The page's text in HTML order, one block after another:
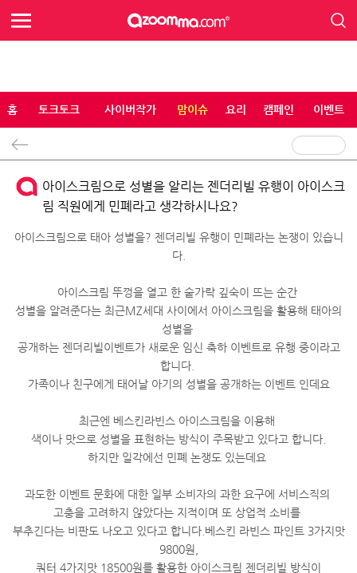
홈 토크토크 사이버작가 맘이슈 요리 캠페인 이벤트
아이스크림으로 성별을 알리는 젠더리빌 유행이 아이스크
림 직원에게 민폐라고 생각하시나요?
아이스크림으로 태아 성별을? 젠더리빌 유행이 민폐라는 논쟁이 있습니
다.
아이스크림 뚜껑을 열고 한 숱가락 깊숙이 뜨는 순간
성별을 알려준다는 최근MZ세대 사이에서 아이스크림을 활용해 태아의
성별을
공개하는 젠더리빌이벤트가 새로운 임신 축하 이벤트로 유행 중이라고
합니다.
가족이나 친구에게 태어날 아기의 성별을 공개하는 이벤트 인데요
최근엔 베스킨라빈스 아이스크림을 이용해
색이나 맛으로 성별을 표현하는 방식이 주목받고 있다고 합니다.
하지만 일각에선 민폐 논쟁도 있는데요
과도한 이벤트 문화에 대한 일부 소비자의 과한 요구에 서비스직의
고충을 고려하지 않았다는 지적이며 또 상업적 소비를
부추긴다는 비판도 나오고 있다고 합니다.베스킨 라빈스 파인트 3가지맛
9800원,
쿼터 4가지맛 18500원를 활용한 아이스크림 젠더리빌 방식이